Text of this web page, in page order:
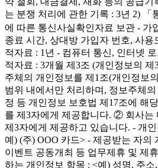
는 분쟁 처리에 관한 기록 : 3년 2) 「
에 따른 통신사실확인자료 보관 - 가
종료 시간, 상대방 가입자 번호, 사용
적자료 : 1년 - 컴퓨터 통신, 인터넷
적자료 : 3개월 제3조 (개인정보의
주체의 개인정보를 제1조(개인정보
범위 내에서만 처리하며, 정보주체
정 등 개인정보 보호법 제17조에 해
를 제3자에게 제공합니다. ② 회사는
제3자에게 제공하고 있습니다. - 개
예) (주) OOO 카드> - 제공받는 자의
이벤트 공동개최 등 업무제휴 및 제
하는 개인정보 항목 : <예) 성명, 주